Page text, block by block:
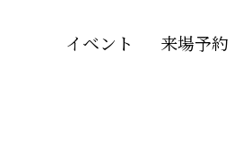
イベント 来場予約